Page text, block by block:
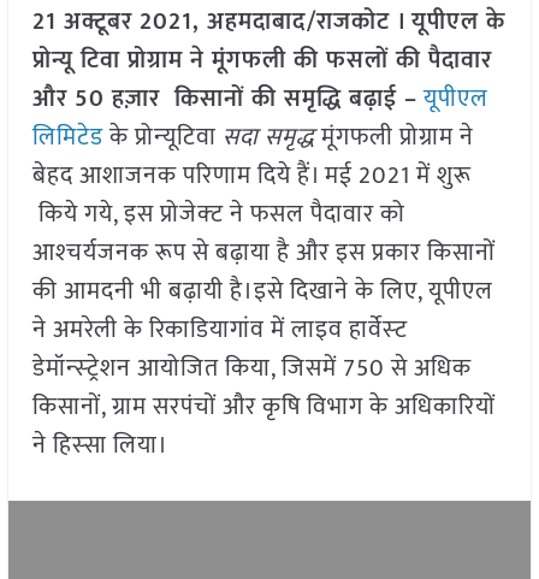
21 अक्टूबर 2021, अहमदाबाद/राजकोट । यूपीएल के
प्रोन्यू टिवा प्रोग्राम ने मूंगफली की फसलों की पैदावार
और 50 हज़ार किसानों की समृद्धि बढ़ाई –यूपीएल
लिमिटेडके प्रोन्‍यूटिवा सदा समृद्धमूंगफली प्रोग्राम ने
बेहद आशाजनक परिणाम दिये हैं। मई 2021 में शुरू
किये गये, इस प्रोजेक्‍ट ने फसल पैदावार को
आश्‍चर्यजनक रूप से बढ़ाया है और इस प्रकार किसानों
की आमदनी भी बढ़ायी है।इसे दिखाने के लिए, यूपीएल
ने अमरेली के रिकाडियागांव में लाइव हार्वेस्‍ट
डेमॉन्‍स्‍ट्रेशन आयोजित किया, जिसमें 750 से अधिक
किसानों, ग्राम सरपंचों और कृषि विभाग के अधिकारियों
ने हिस्‍सा लिया।